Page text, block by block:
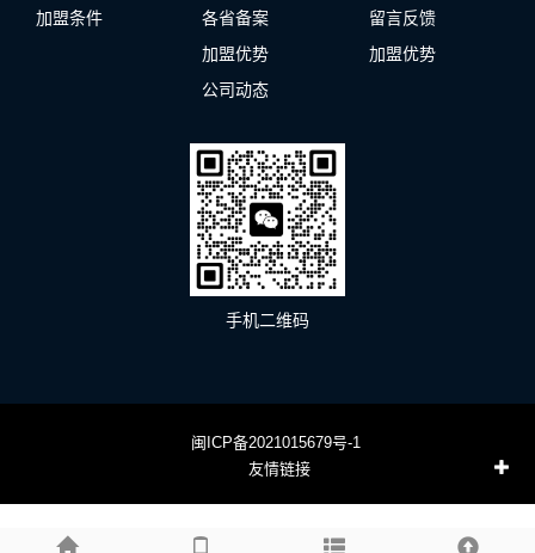
加盟条件
各省备案
加盟优势
公司动态
留言反馈
加盟优势
手机二维码
闽ICP备2021015679号-1
友情链接